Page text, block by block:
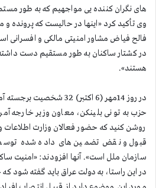
های نگران كننده یی مواجهیم كه به طور
وی تأكید كرد «اینها در حالیست كه پرونده
فالح فیاض مشاور امنیتی مالكی و افسرانی
هستند».
در روز 14مهر (6 اكتبر) 32
حزب به تونی بلینكن، معاون وزیر خارجه
روشن كنید كه حضور فعالان وزارت اطلاعات
قبول و نقض تضمین های داده شده توسط
سازمان ملل است». آنها افزودند: «امنیت
در این راستا، به دولت عراق باید گفته شود كه